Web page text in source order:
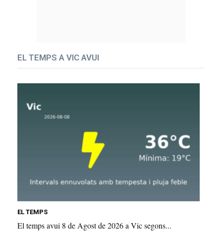
EL TEMPS A VIC AVUI
EL TEMPS
El temps avui 8 de Agost de 2026 a Vic segons...